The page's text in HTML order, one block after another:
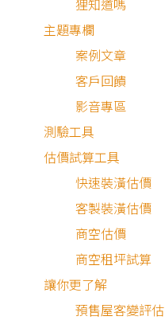
狸知道嗎
主題專欄
案例文章
客戶回饋
影音專區
測驗工具
估價試算工具
快速裝潢估價
客製裝潢估價
商空估價
商空租坪試算
讓你更了解
預售屋客變評估
2026.05.04
更換室內外門片？